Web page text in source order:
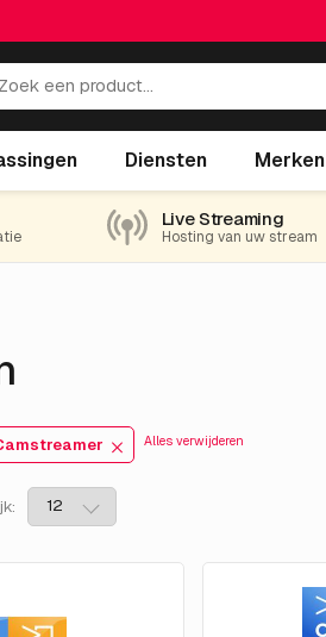
Diensten Merken
Live Streaming
Hosting van uw stream
Alles verwijderen